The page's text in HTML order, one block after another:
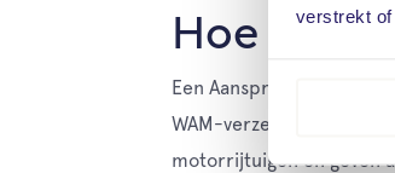
verstrekt
Hoe te
Een
WAM-verzekering, neem
motorrijtuigen en geven